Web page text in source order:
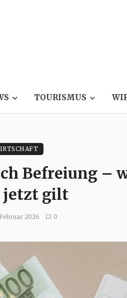
TOURISMUS
Befreiung –
jetzt gilt
2026 0